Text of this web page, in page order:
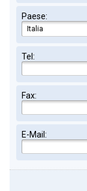
Paese:
Tel:
Fax:
E-Mail: